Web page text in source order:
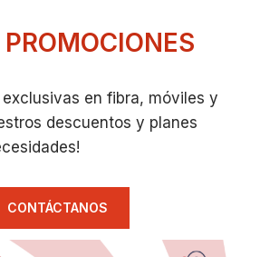
en fibra, móviles y
descuentos y planes
CONTÁCTANOS